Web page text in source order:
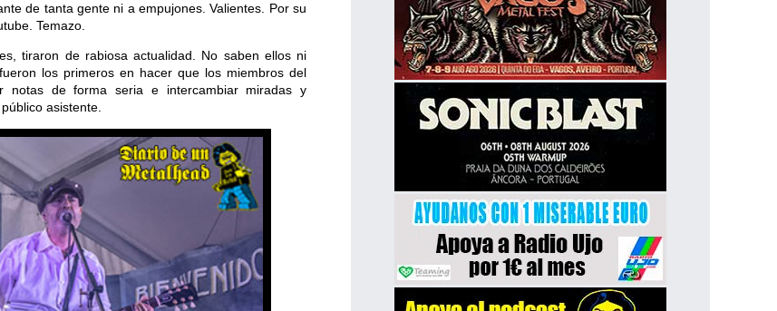
de tanta gente ni a empujones. Valientes. Por su
Temazo.
tiraron de rabiosa actualidad. No saben ellos ni
los primeros en hacer que los miembros del
notas de forma seria e intercambiar miradas y
asistente.